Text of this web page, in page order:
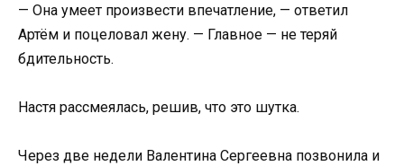
— Она умеет произвести впечатление, — ответил
Артём и поцеловал жену. — Главное — не теряй
бдительность.
Настя рассмеялась, решив, что это шутка.
Через две недели Валентина Сергеевна позвонила и